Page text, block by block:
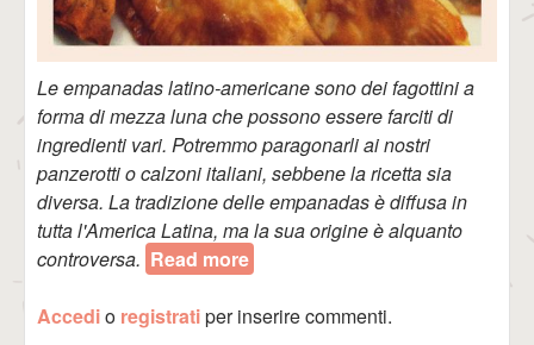
Le empanadas latino-americane sono dei fagottini a
forma di mezza luna che possono essere farciti di
ingredienti vari. Potremmo paragonarli ai nostri
panzerotti o calzoni italiani, sebbene la ricetta sia
diversa. La tradizione delle empanadas è diffusa in
tutta l'America Latina, ma la sua origine è alquanto
controversa. Read more
Accedio registratiper inserire commenti.